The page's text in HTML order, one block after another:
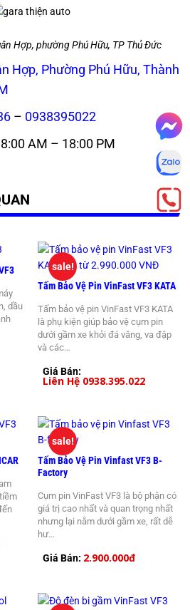
Hợp, phường Phú Hữu, TP Thủ Đức
Hợp, Phường Phú Hữu, Thành
– 0938395022
AM – 18:00 PM
dầu
Tấm Bảo Vệ Pin VinFast VF3 KATA
Tấm bảo vệ pin VinFast VF3 KATA
là phụ kiện giúp bảo vệ cụm pin
dưới gầm xe khỏi đá văng, va đập
và các…
Giá Bán:
Liên Hệ 0938.395.022
sale!
Tấm Bảo Vệ Pin Vinfast VF3 B-
Factory
Cụm pin VinFast VF3 là bộ phận có
giá trị cao nhất và quan trọng nhất
nhưng lại nằm dưới gầm xe, rất dễ
hư…
Giá Bán: 2.900.000đ
sale!